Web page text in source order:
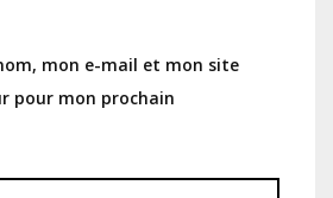
mon e-mail et mon site
pour mon prochain